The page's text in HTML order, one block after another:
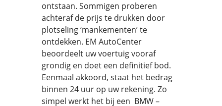
ontstaan. Sommigen proberen
achteraf de prijs te drukken door
plotseling ‘mankementen’ te
ontdekken. EM AutoCenter
beoordeelt uw voertuig vooraf
grondig en doet een definitief bod.
Eenmaal akkoord, staat het bedrag
binnen 24 uur op uw rekening. Zo
simpel werkt het bij een BMW –